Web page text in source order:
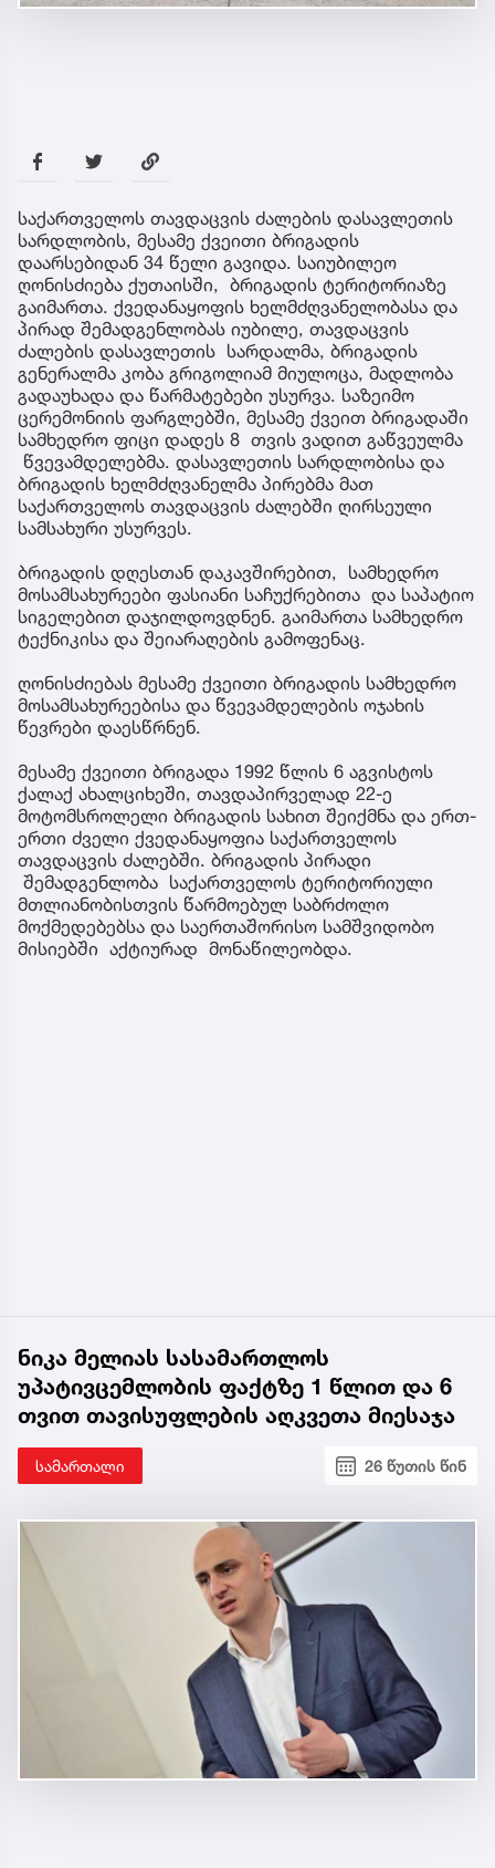
საქართველოს თავდაცვის ძალების დასავლეთის
სარდლობის, მესამე ქვეითი ბრიგადის
დაარსებიდან 34 წელი გავიდა. საიუბილეო
ღონისძიება ქუთაისში, ბრიგადის ტერიტორიაზე
გაიმართა. ქვედანაყოფის ხელმძღვანელობასა და
პირად შემადგენლობას იუბილე, თავდაცვის
ძალების დასავლეთის სარდალმა, ბრიგადის
გენერალმა კობა გრიგოლიამ მიულოცა, მადლობა
გადაუხადა და წარმატებები უსურვა. საზეიმო
ცერემონიის ფარგლებში, მესამე ქვეით ბრიგადაში
სამხედრო ფიცი დადეს 8 თვის ვადით გაწვეულმა
წვევამდელებმა. დასავლეთის სარდლობისა და
ბრიგადის ხელმძღვანელმა პირებმა მათ
საქართველოს თავდაცვის ძალებში ღირსეული
სამსახური უსურვეს.
ბრიგადის დღესთან დაკავშირებით, სამხედრო
მოსამსახურეები ფასიანი საჩუქრებითა და საპატიო
სიგელებით დაჯილდოვდნენ. გაიმართა სამხედრო
ტექნიკისა და შეიარაღების გამოფენაც.
ღონისძიებას მესამე ქვეითი ბრიგადის სამხედრო
მოსამსახურეებისა და წვევამდელების ოჯახის
წევრები დაესწრნენ.
მესამე ქვეითი ბრიგადა 1992 წლის 6 აგვისტოს
ქალაქ ახალციხეში, თავდაპირველად 22-ე
მოტომსროლელი ბრიგადის სახით შეიქმნა და ერთ-
ერთი ძველი ქვედანაყოფია საქართველოს
თავდაცვის ძალებში. ბრიგადის პირადი
შემადგენლობა საქართველოს ტერიტორიული
მთლიანობისთვის წარმოებულ საბრძოლო
მოქმედებებსა და საერთაშორისო სამშვიდობო
მისიებში აქტიურად მონაწილეობდა.
ნიკა მელიას სასამართლოს
უპატივცემლობის ფაქტზე 1 წლით და 6
თვით თავისუფლების აღკვეთა მიესაჯა
სამართალი 26 წუთის წინ